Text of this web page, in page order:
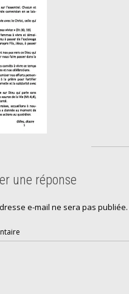
une réponse
e-mail ne sera pas publiée.